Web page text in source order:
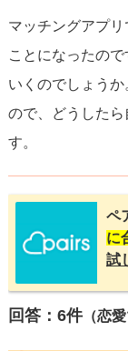
マッチングアプ
ことになったの
いくのでしょう
ので、どうした
す。
ペ
に
試
回答： 6件（恋